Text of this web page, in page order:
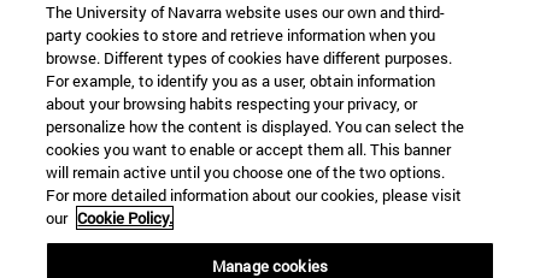
The University of Navarra website uses our own and third-
party cookies to store and retrieve information when you
browse. Different types of cookies have different purposes.
For example, to identify you as a user, obtain information
about your browsing habits respecting your privacy, or
personalize how the content is displayed. You can select the
cookies you want to enable or accept them all. This banner
will remain active until you choose one of the two options.
For more detailed information about our cookies, please visit
our Cookie Policy.
Manage cookies